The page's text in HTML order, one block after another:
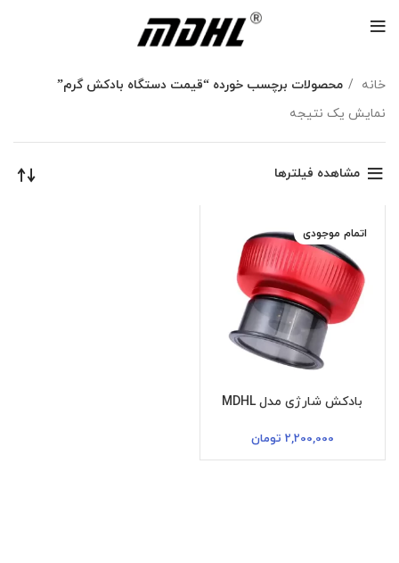
خانه
محصولات برچسب خورده “قیمت دستگاه بادکش گرم”
نمایش یک نتیجه
مشاهده فیلترها
اتمام موجودی
بادکش شارژی مدل MDHL
2,200,000 تومان